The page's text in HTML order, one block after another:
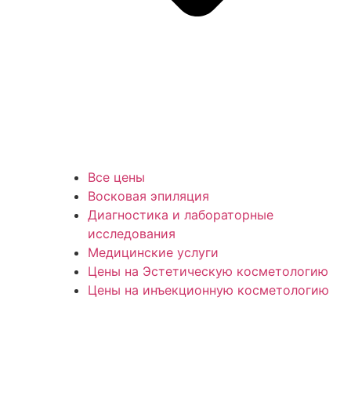
Все цены
Восковая эпиляция
Диагностика и лабораторные
исследования
Медицинские услуги
Цены на Эстетическую косметологию
Цены на инъекционную косметологию